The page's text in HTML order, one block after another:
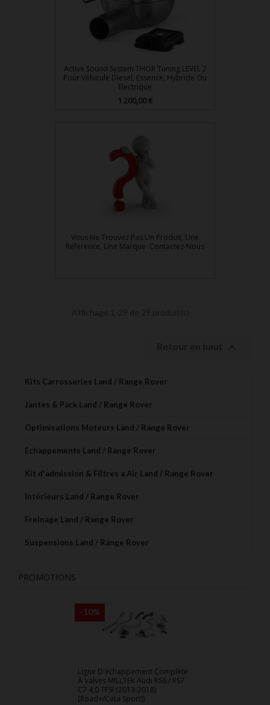
Active Sound System THOR Tuning LEVEL 2
Pour Véhicule Diesel, Essence, Hybride Ou
Electrique
Prix
1 200,00 €
Vous Ne Trouvez Pas Un Produit, Une
Référence, Une Marque :Contactez-Nous
Kits Carrosseries Land / Range Rover
Jantes & Pack Land / Range Rover
Optimisations Moteurs Land / Range Rover
Echappements Land / Range Rover
Kit d'admission & Filtres a Air Land / Range Rover
Intérieurs Land / Range Rover
Freinage Land / Range Rover
Suspensions Land / Range Rover
PROMOTIONS
Ligne D'échappement Complète
À Valves MILLTEK Audi RS6 / RS7
C7 4,0 TFSI (2013-2018)
(Road+/Cata Sport))
-10%